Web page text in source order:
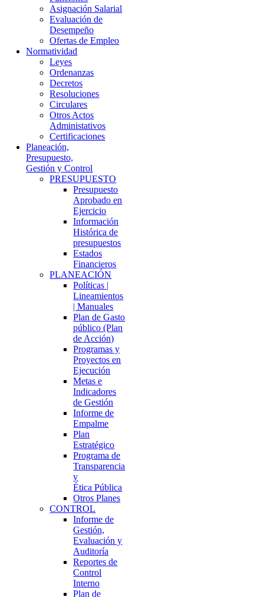
Asignación Salarial
Evaluación de
Desempeño
Ofertas de Empleo
Normatividad
Leyes
Ordenanzas
Decretos
Resoluciones
Circulares
Otros Actos
Administativos
Certificaciones
Planeación,
Presupuesto,
Gestión y Control
PRESUPUESTO
Presupuesto
Aprobado en
Ejercicio
Información
Histórica de
presupuestos
Estados
Financieros
PLANEACIÓN
Políticas |
Lineamientos
| Manuales
Plan de Gasto
público (Plan
de Acción)
Programas y
Proyectos en
Ejecución
Metas e
Indicadores
de Gestión
Informe de
Empalme
Plan
Estratégico
Programa de
Transparencia
y
Ética Pública
Otros Planes
CONTROL
Informe de
Gestión,
Evaluación y
Auditoría
Reportes de
Control
Interno
Plan de